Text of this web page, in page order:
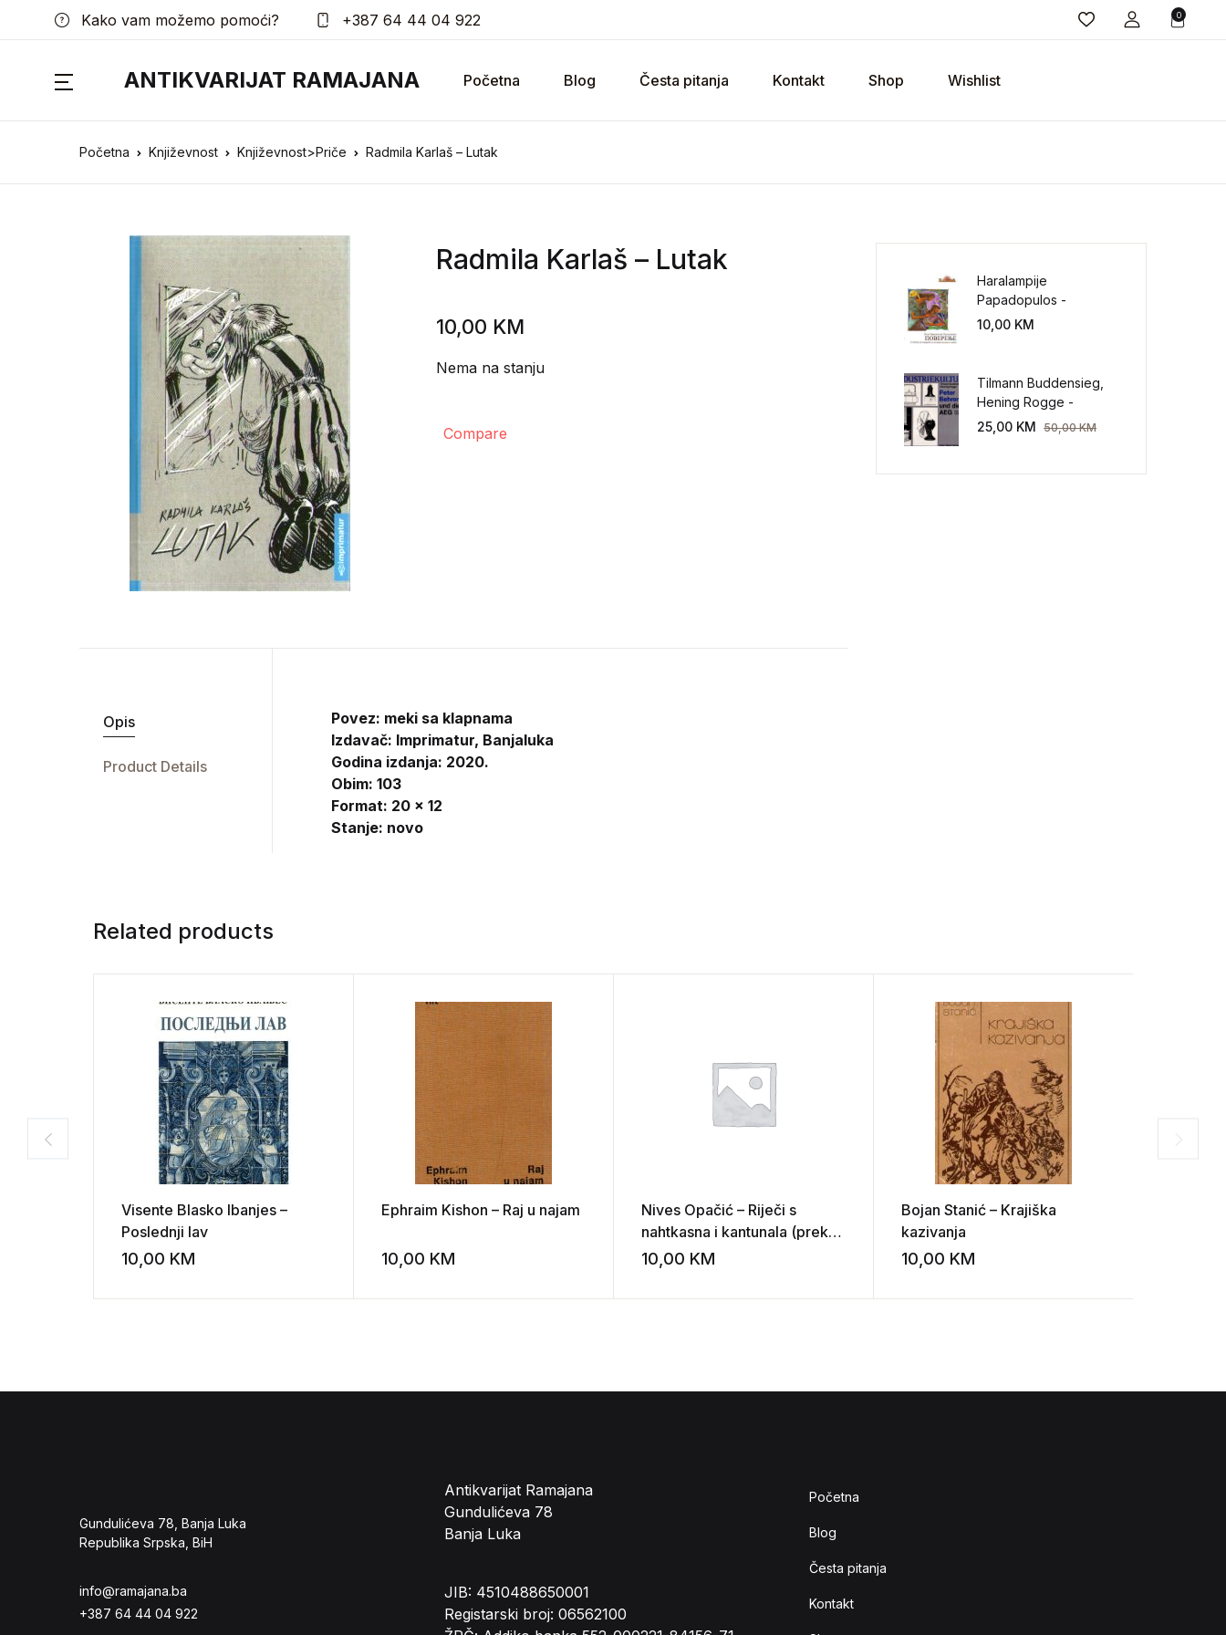
Kako vam možemo pomoći? +387 64 44 04 922 0
ANTIKVARIJAT RAMAJANA Početna Blog Česta pitanja Kontakt Shop Wishlist
Početna Književnost Književnost>Priče Radmila Karlaš – Lutak
Radmila Karlaš – Lutak
10,00 KM
Nema na stanju
Compare
Opis
Product Details
Povez: meki sa klapnama
Izdavač: Imprimatur, Banjaluka
Godina izdanja: 2020.
Obim: 103
Format: 20 x 12
Stanje: novo
Haralampije
Papadopulos -
Poverenje: sloboda od
10,00 KM
Tilmann Buddensieg,
Hening Rogge -
Industriekultur: Peter
25,00 KM 50,00KM
Related products
Visente Blasko Ibanjes –
Poslednji lav
10,00 KM Add to wishlist
Ephraim Kishon – Raj u najam
10,00 KM Add to wishlist
Nives Opačić – Riječi s
nahtkasna i kantunala (preko
noćnog ormarića)
10,00 KM Add to wishlist
Bojan Stanić – Krajiška
kazivanja
10,00 KM
Gundulićeva 78, Banja Luka
Republika Srpska, BiH
info@ramajana.ba
+387 64 44 04 922
Antikvarijat Ramajana
Gundulićeva 78
Banja Luka
JIB: 4510488650001
Registarski broj: 06562100
Početna
Blog
Česta pitanja
Kontakt